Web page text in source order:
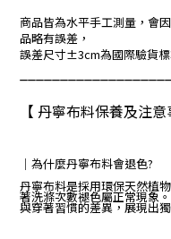
商品皆為水平手工測量，會
品略有誤差，
誤差尺寸±3cm為國際驗貨
【 丹寧布料保養及注意
｜ 為什麼丹寧布料會退色?
丹寧布料是採用環保天然植
著洗滌次數褪色屬正常現象
與穿著習慣的差異，展現出